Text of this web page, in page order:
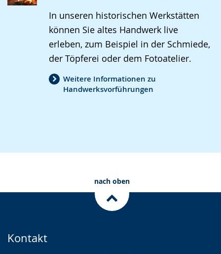
In unseren historischen Werkstätten
können Sie altes Handwerk live
erleben, zum Beispiel in der Schmiede,
der Töpferei oder dem Fotoatelier.
Weitere Informationen zu
Handwerksvorführungen
nach oben
Kontakt